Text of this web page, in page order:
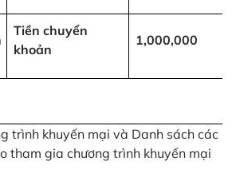
Tiền chuyển
khoản
1,000,000
trình khuyến mại và Danh sách các
tham gia chương trình khuyến mại